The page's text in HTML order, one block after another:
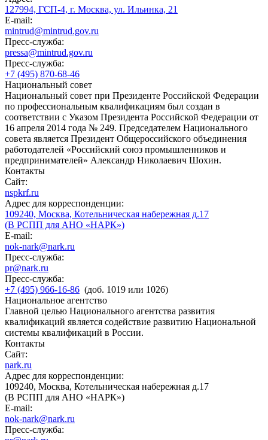
127994, ГСП-4, г. Москва, ул. Ильинка, 21
E-mail:
mintrud@mintrud.gov.ru
Пресс-служба:
pressa@mintrud.gov.ru
Пресс-служба:
+7 (495) 870-68-46
Национальный совет
Национальный совет при Президенте Российской Федерации
по профессиональным квалификациям был создан в
соответствии с Указом Президента Российской Федерации от
16 апреля 2014 года № 249. Председателем Национального
совета является Президент Общероссийского объединения
работодателей «Российский союз промышленников и
предпринимателей» Александр Николаевич Шохин.
Контакты
Сайт:
nspkrf.ru
Адрес для корреспонденции:
109240, Москва, Котельническая набережная д.17
(В РСПП для АНО «НАРК»)
E-mail:
nok-nark@nark.ru
Пресс-служба:
pr@nark.ru
Пресс-служба:
+7 (495) 966-16-86 (доб. 1019 или 1026)
Национальное агентство
Главной целью Национального агентства развития
квалификаций является содействие развитию Национальной
системы квалификаций в России.
Контакты
Сайт:
nark.ru
Адрес для корреспонденции:
109240, Москва, Котельническая набережная д.17
(В РСПП для АНО «НАРК»)
E-mail:
nok-nark@nark.ru
Пресс-служба: